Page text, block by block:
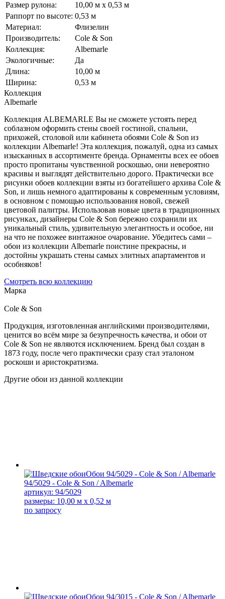
Размер рулона:
10,00 м x 0,53 м
Раппорт по высоте: 0,53 м
Материал:
Флизелин
Производитель:
Cole & Son
Коллекция:
Albemarle
Экологичные:
Да
Длина:
10,00 м
Ширина:
0,53 м
Коллекция
Albemarle
Коллекция ALBEMARLE Вы не сможете устоять перед
соблазном оформить стены своей гостиной, спальни,
прихожей, столовой или кабинета обоями Cole & Son из
коллекции Albemarle! Эта коллекция, пожалуй, одна из самых
изысканных в ассортименте бренда. Орнаменты всех ее обоев
просто пропитаны чувственной роскошью, они невероятно
красивы и выглядят действительно дорого. Практически все
рисунки обоев коллекции взяты из богатейшего архива Cole &
Son, и лишь немного адаптированы к современным условиям,
в основном с помощью использования новой, свежей
цветовой палитры. Использовав новые цвета в традиционных
рисунках, дизайнеры Cole & Son бережно сохранили их
уникальный стиль, удивительную элегантность и особое, ни
на что не похожее винтажное очарование. Убедитесь сами –
обои из коллекции Albemarle поистине прекрасны, и
достойны украшать стены самых элитных апартаментов и
особняков!
Смотреть всю коллекцию
Марка
Cole & Son
Продукция, изготовленная английскими производителями,
ценится во всём мире за безупречность качества, и обои от
Cole & Son не являются исключением. Бренд был создан в
1873 году, после чего практически сразу стал эталоном
роскоши и аристократизма.
Другие обои из данной коллекции
94/5029 - Cole & Son / Albemarle
артикул: 94/5029
размеры: 10,00 м x 0,52 м
по запросу